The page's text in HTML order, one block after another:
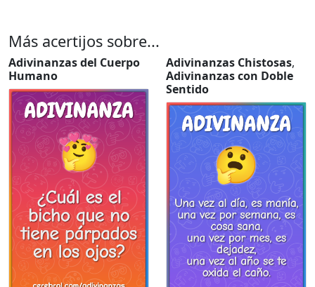
Más acertijos sobre...
Adivinanzas del Cuerpo
Humano
Adivinanzas Chistosas,
Adivinanzas con Doble
Sentido